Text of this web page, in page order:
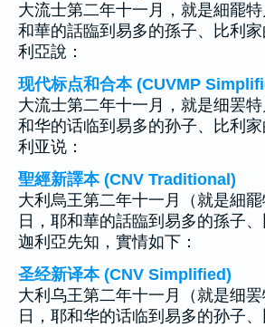
大流士第二年十一月，就是細罷
和華的話臨到易多的孫子、比利
利亞說：
现代标点和合本 (CUVMP
大流士第二年十一月，就是细罢
和华的话临到易多的孙子、比利
利亚说：
聖經新譯本 (CNV Traditional)
大利烏王第二年十一月（就是細
日，耶和華的話臨到易多的孫子
迦利亞先知，實情如下：
圣经新译本 (CNV Simplified)
大利乌王第二年十一月（就是细
日，耶和华的话临到易多的孙子